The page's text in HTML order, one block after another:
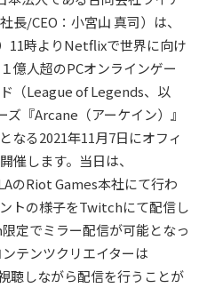
長/CEO：小宮山 真司）は、
11時よりNetflixで世界に向け
億人超のPCオンラインゲー
（League of Legends、以
『Arcane（アーケイン）』
なる2021年11月7日にオフィ
催します。当日は、
のRiot Games本社にて行わ
トの様子をTwitchにて配信し
定でミラー配信が可能となっ
テンツクリエイターは
聴しながら配信を行うことが